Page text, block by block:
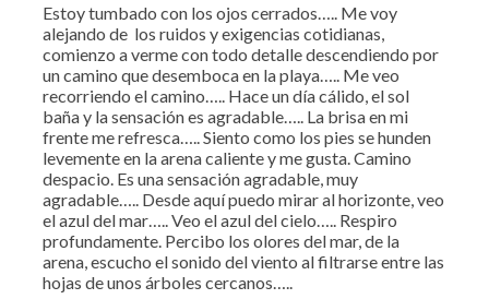
Estoy tumbado con los ojos cerrados….. Me voy
alejando de los ruidos y exigencias cotidianas,
comienzo a verme con todo detalle descendiendo por
un camino que desemboca en la playa….. Me veo
recorriendo el camino….. Hace un día cálido, el sol
baña y la sensación es agradable….. La brisa en mi
frente me refresca….. Siento como los pies se hunden
levemente en la arena caliente y me gusta. Camino
despacio. Es una sensación agradable, muy
agradable….. Desde aquí puedo mirar al horizonte, veo
el azul del mar….. Veo el azul del cielo….. Respiro
profundamente. Percibo los olores del mar, de la
arena, escucho el sonido del viento al filtrarse entre las
hojas de unos árboles cercanos…..